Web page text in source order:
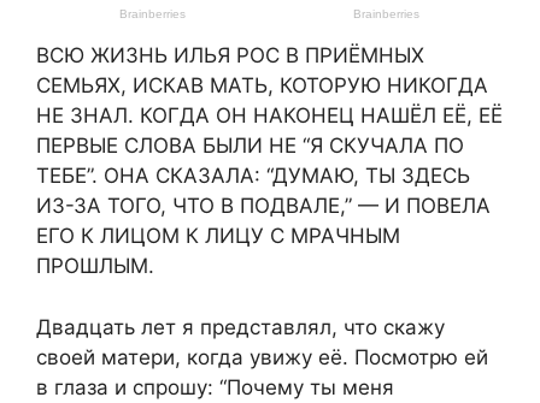
ВСЮ ЖИЗНЬ ИЛЬЯ РОС В ПРИЁМНЫХ
СЕМЬЯХ, ИСКАВ МАТЬ, КОТОРУЮ НИКОГДА
НЕ ЗНАЛ. КОГДА ОН НАКОНЕЦ НАШЁЛ ЕЁ, ЕЁ
ПЕРВЫЕ СЛОВА БЫЛИ НЕ “Я СКУЧАЛА ПО
ТЕБЕ”. ОНА СКАЗАЛА: “ДУМАЮ, ТЫ ЗДЕСЬ
ИЗ-ЗА ТОГО, ЧТО В ПОДВАЛЕ,” — И ПОВЕЛА
ЕГО К ЛИЦОМ К ЛИЦУ С МРАЧНЫМ
ПРОШЛЫМ.
Двадцать лет я представлял, что скажу
своей матери, когда увижу её. Посмотрю ей
в глаза и спрошу: “Почему ты меня